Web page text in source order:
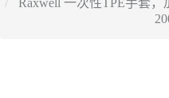
Raxwell 一次性TPE手套，